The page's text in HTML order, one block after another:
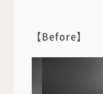
【Before】